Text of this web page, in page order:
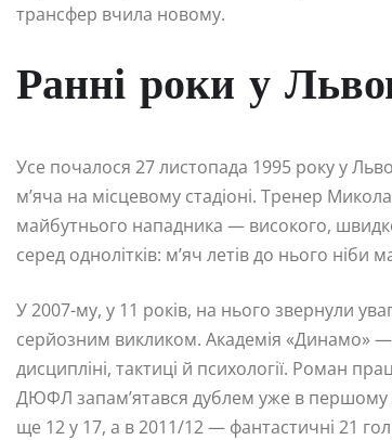
трансфер вчила новому.
Ранні роки у
Усе почалося 27 листопада 1995 року у
м’яча на місцевому стадіоні. Тренер
майбутнього нападника — високого,
серед однолітків: м’яч летів до нього
У 2007-му, у 11 років, на нього звернули
серйозним викликом. Академія «Динамо» —
дисципліні, тактиці й психології. Роман
ДЮФЛ запам’ятався дублем уже в першому
ще 12 у 17, а в 2011/12 — фантастичні 21 гол